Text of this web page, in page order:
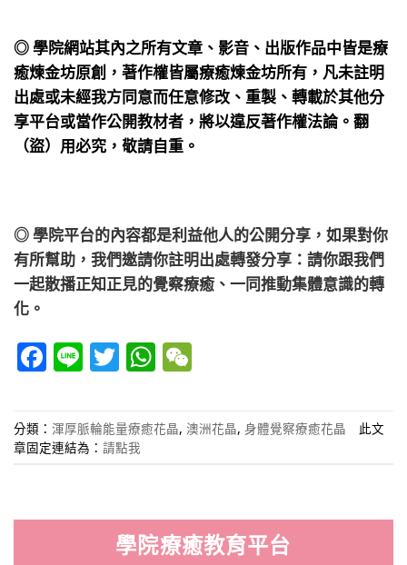
◎ 學院網站其內之所有文章、影音、出版作品中皆是療
癒煉金坊原創，著作權皆屬療癒煉金坊所有，凡未註明
出處或未經我方同意而任意修改、重製、轉載於其他分
享平台或當作公開教材者，將以違反著作權法論。翻
（盜）用必究，敬請自重。
◎ 學院平台的內容都是利益他人的公開分享，如果對你
有所幫助，我們邀請你註明出處轉發分享：請你跟我們
一起散播正知正見的覺察療癒、一同推動集體意識的轉
化。
Facebook
LineTwitterWhatsApp
分類： 渾厚脈輪能量療癒花晶, 澳洲花晶, 身體覺察療癒花晶 此文
章固定連結為： 請點我
學院療癒教育平台